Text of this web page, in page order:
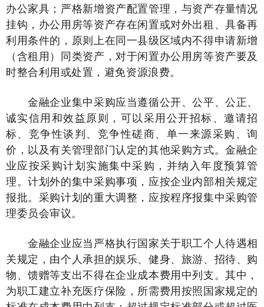
办公家具；严格新增资产配置管理，与资产存量情况
挂钩，办公用房等资产存在闲置或对外出租、具备再
利用条件的，原则上在同一县级区域内不得申请新增
（含租用）同类资产，对于闲置办公用房等资产要及
时整合利用或处置，避免资源浪费。
金融企业集中采购应当遵循公开、公平、公正、
诚实信用和效益原则，可以采用公开招标、邀请招
标、竞争性谈判、竞争性磋商、单一来源采购、询
价，以及有关管理部门认定的其他采购方式。金融企
业应按采购计划实施集中采购，并纳入年度预算管
理。计划外的集中采购事项，应按企业内部相关规定
报批。采购计划的重大调整，应按程序报集中采购管
理委员会审议。
金融企业应当严格执行国家关于职工个人待遇相
关规定，由个人承担的娱乐、健身、旅游、招待、购
物、馈赠等支出不得在企业成本费用中列支。其中，
为职工建立补充医疗保险，所需费用按照国家规定的